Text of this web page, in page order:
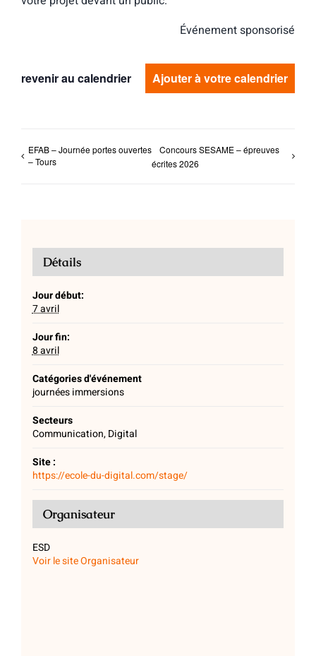
Événement sponsorisé
revenir au calendrier Ajouter à votre calendrier
EFAB – Journée portes ouvertes
– Tours
Concours SESAME – épreuves
écrites 2026
Détails
Jour début:
7 avril
Jour fin:
8 avril
Catégories d'événement
journées immersions
Secteurs
Communication, Digital
Site :
https://ecole-du-digital.com/stage/
Organisateur
ESD
Voir le site Organisateur